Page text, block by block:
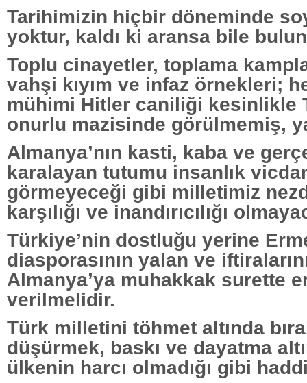
Tarihimizin hiçbir döneminde
yoktur, kaldı ki aransa bile
Toplu cinayetler, toplama
vahşi kıyım ve infaz örnekleri;
mühimi Hitler caniliği kesinlikle
onurlu mazisinde görülmemiş,
Almanya’nın kasti, kaba ve
karalayan tutumu insanlık
görmeyeceği gibi milletimiz
karşılığı ve inandırıcılığı
Türkiye’nin dostluğu yerine
diasporasının yalan ve
Almanya’ya muhakkak surette
verilmelidir.
Türk milletini töhmet altında
düşürmek, baskı ve dayatma
ülkenin harcı olmadığı gibi